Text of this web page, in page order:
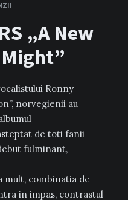
„A New
Ronny
norvegienii au
de toti fanii
fulminant,
mult, combinatia de
in impas, contrastul